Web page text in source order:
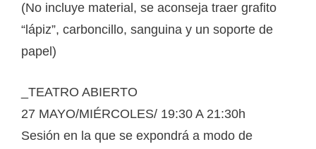
(No incluye material, se aconseja traer grafito
“lápiz”, carboncillo, sanguina y un soporte de
papel)
_TEATRO ABIERTO
27 MAYO/MIÉRCOLES/ 19:30 A 21:30h
Sesión en la que se expondrá a modo de